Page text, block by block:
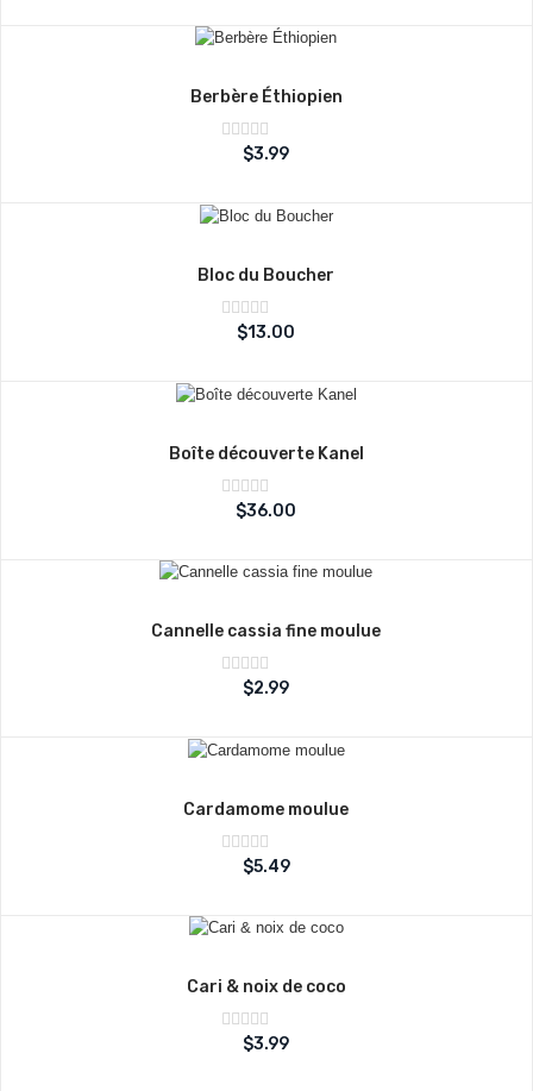
Berbère Éthiopien
Note
sur
$3.99
Bloc du Boucher
Note
sur
$13.00
Boîte découverte Kanel
Note
sur
$36.00
Cannelle cassia fine moulue
Note
sur
$2.99
Cardamome moulue
Note
sur
$5.49
Cari & noix de coco
Note
sur
$3.99